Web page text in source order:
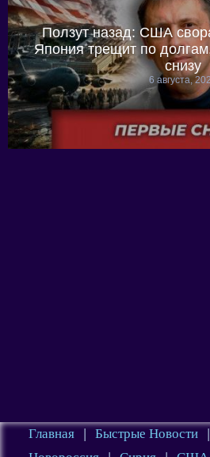
Ползут назад: США
Япония трещит по
снизу
6 августа,
Главная | Быстрые Новости |